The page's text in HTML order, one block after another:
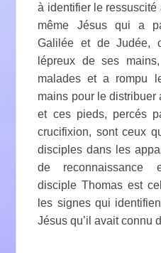
à identifier le ressuscité
même Jésus qui a
Galilée et de Judée,
lépreux de ses
malades et a rompu
mains pour le distribuer
et ces pieds, percés
crucifixion, sont ceux
disciples dans les
de reconnaissance
disciple Thomas est
les signes qui
Jésus qu’il avait connu